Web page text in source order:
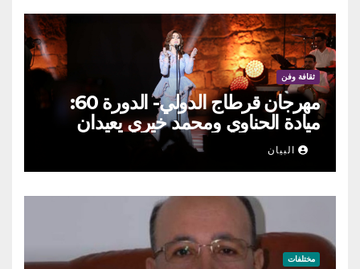
ثقافة وفن
مهرجان قرطاج الدولي- الدورة 60:
ميادة الحناوي ومحمد خيري يعيدان
الطرب السوري إلى ركح قرطاج
البيان
مختلفات